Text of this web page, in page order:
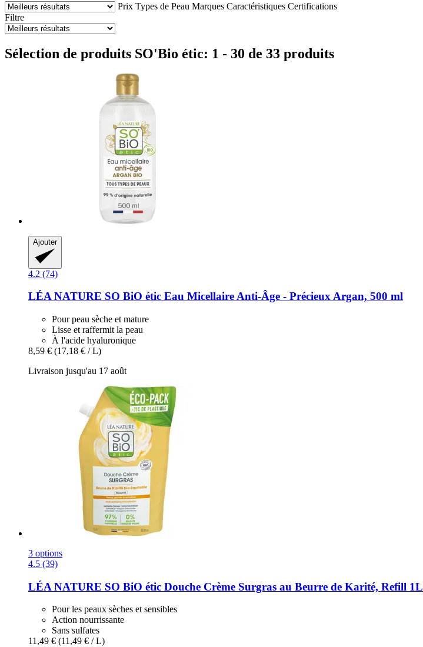
Prix Types de Peau Marques Caractéristiques Certifications
Filtre
Sélection de produits SO'Bio étic: 1 - 30 de 33 produits
Ajouter
4.2 (74)
LÉA NATURE SO BiO étic Eau Micellaire Anti-​Âge -​ Précieux Argan, 500 ml
Pour peau sèche et mature
Lisse et raffermit la peau
À l'acide hyaluronique
8,59 € (17,18 € / L)
Livraison jusqu'au 17 août
3 options
4.5 (39)
LÉA NATURE SO BiO étic Douche Crème Surgras au Beurre de Karité, Refill 1L
Pour les peaux sèches et sensibles
Action nourrissante
Sans sulfates
11,49 € (11,49 € / L)